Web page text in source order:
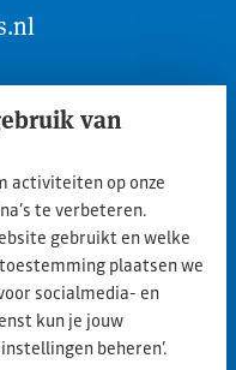
van
activiteiten op onze
te verbeteren.
gebruikt en welke
plaatsen we
socialmedia- en
kun je jouw
beheren’.